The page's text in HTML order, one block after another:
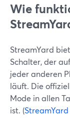
Wie
StreamYard
Schalter, der
jeder anderen
läuft. Die
Mode in allen
ist. (